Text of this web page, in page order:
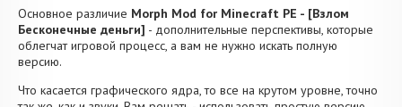
Основное различие Morph Mod for Minecraft PE - [Взлом
Бесконечные деньги] - дополнительные перспективы, которые
облегчат игровой процесс, а вам не нужно искать полную
версию.
Что касается графического ядра, то все на крутом уровне, точно